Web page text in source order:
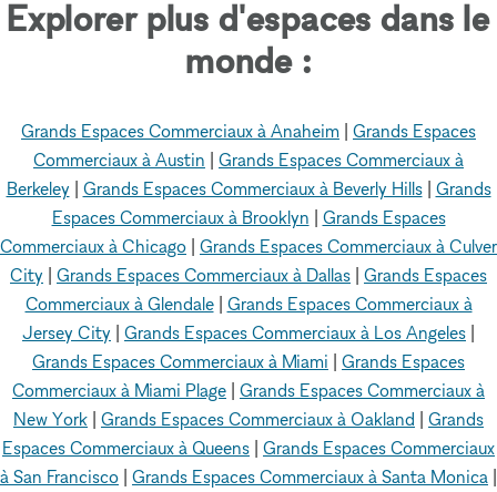
Explorer plus d'espaces dans le
monde :
Grands Espaces Commerciaux à Anaheim Grands Espaces
Commerciaux à Austin
Grands Espaces Commerciaux à
Berkeley
Grands Espaces Commerciaux à Beverly Hills| Grands
Espaces Commerciaux à Brooklyn
Grands Espaces
Commerciaux à Chicago Grands Espaces Commerciaux à Culver
City
Grands Espaces Commerciaux à Dallas Grands Espaces
Commerciaux à Glendale| Grands Espaces Commerciaux à
Jersey City
Grands Espaces Commerciaux à Los Angeles
Grands Espaces Commerciaux à Miami
Grands Espaces
Commerciaux à Miami Plage Grands Espaces Commerciaux à
New York Grands Espaces Commerciaux à Oakland
Grands
Espaces Commerciaux à Queens Grands Espaces Commerciaux
à San Francisco Grands Espaces Commerciaux à Santa Monica